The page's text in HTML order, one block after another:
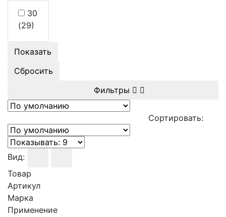
30
(29)
Показать
Сбросить
Фильтры
Сортировать:
Вид:
Товар
Артикул
Марка
Применение